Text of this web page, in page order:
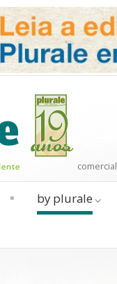
comercial
by plurale